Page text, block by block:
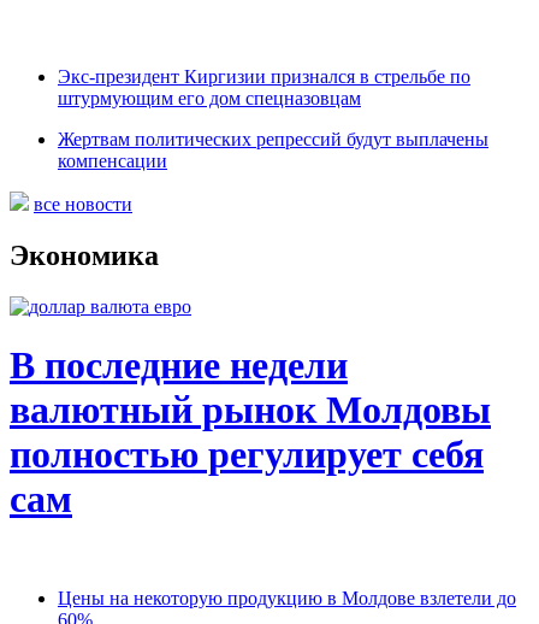
Экс-президент Киргизии признался в стрельбе по
штурмующим его дом спецназовцам
Жертвам политических репрессий будут выплачены
компенсации
все новости
Экономика
В последние недели
валютный рынок Молдовы
полностью регулирует себя
сам
Цены на некоторую продукцию в Молдове взлетели до